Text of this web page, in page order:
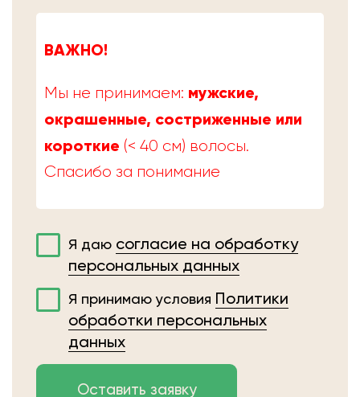
ВАЖНО!
Мы не принимаем: мужские,
окрашенные, состриженные или
короткие (< 40 см) волосы.
Спасибо за понимание
Я даю согласие на обработку
персональных данных
Я принимаю условия Политики
обработки персональных
данных